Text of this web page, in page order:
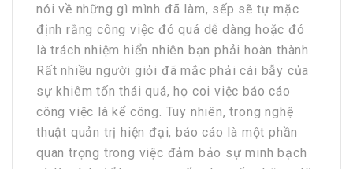
nói về những gì mình đã làm, sếp sẽ tự mặc
định rằng công việc đó quá dễ dàng hoặc đó
là trách nhiệm hiển nhiên bạn phải hoàn thành.
Rất nhiều người giỏi đã mắc phải cái bẫy của
sự khiêm tốn thái quá, họ coi việc báo cáo
công việc là kể công. Tuy nhiên, trong nghệ
thuật quản trị hiện đại, báo cáo là một phần
quan trọng trong việc đảm bảo sự minh bạch